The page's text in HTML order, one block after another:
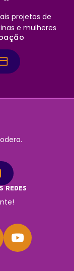
projetos de
e mulheres
REDES